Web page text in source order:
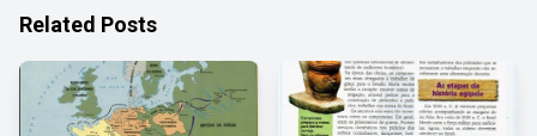
Related Posts